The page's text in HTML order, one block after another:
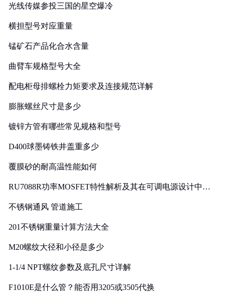
光线传媒参投三国的星空爆冷
横担型号对应重量
锰矿石产品化合水含量
曲臂车规格型号大全
配电柜母排螺栓力矩要求及连接规范详解
膨胀螺丝尺寸是多少
镀锌方管有哪些常见规格和型号
D400球墨铸铁井盖重多少
覆膜砂的耐高温性能如何
RU7088R功率MOSFET特性解析及其在可调电源设计中的
不锈钢通风 管道施工
201不锈钢重量计算方法大全
M20螺纹大径和小径是多少
1-1/4 NPT螺纹参数及底孔尺寸详解
F1010E是什么管？能否用3205或3505代换